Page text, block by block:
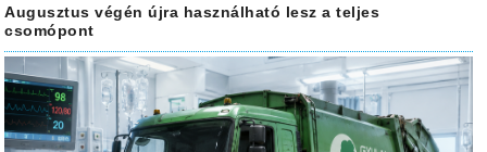
Augusztus végén újra használható lesz a teljes
csomópont